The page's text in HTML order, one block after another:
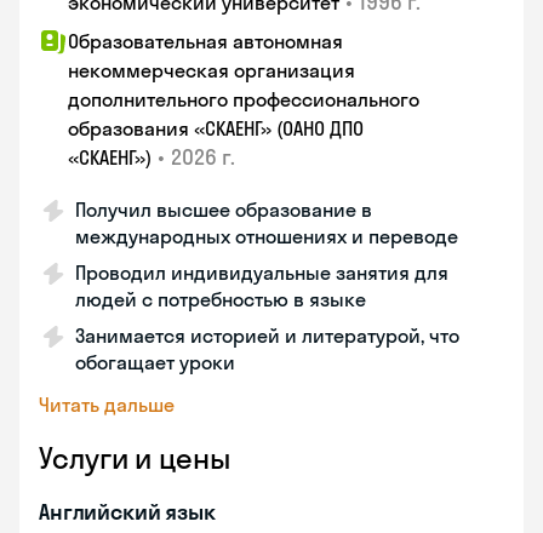
Образовательная автономная
некоммерческая организация
дополнительного профессионального
образования «СКАЕНГ» (ОАНО ДПО
«СКАЕНГ») • 2026 г.
Получил высшее образование в
международных отношениях и переводе
Проводил индивидуальные занятия для
людей с потребностью в языке
Занимается историей и литературой, что
обогащает уроки
Читать дальше
Услуги и цены
Английский язык